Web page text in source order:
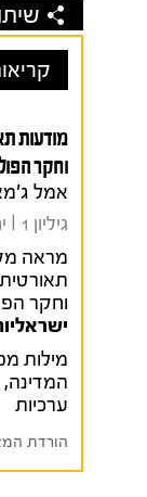
מודעות
וחקר
אמל
גיליון 1 I ינואר 2022
מראה
וחקר
מילות
המדינה,
ערכיות
הורדת